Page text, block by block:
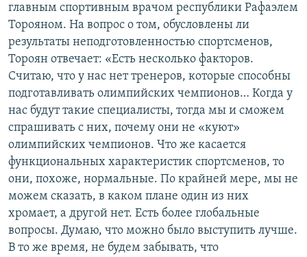
главным спортивным врачом республики Рафаэлем
Торояном. На вопрос о том, обусловлены ли
результаты неподготовленностью спортсменов,
Тороян отвечает: «Есть несколько факторов.
Считаю, что у нас нет тренеров, которые способны
подготавливать олимпийских чемпионов… Когда у
нас будут такие специалисты, тогда мы и сможем
спрашивать с них, почему они не «куют»
олимпийских чемпионов. Что же касается
функциональных характеристик спортсменов, то
они, похоже, нормальные. По крайней мере, мы не
можем сказать, в каком плане один из них
хромает, а другой нет. Есть более глобальные
вопросы. Думаю, что можно было выступить лучше.
В то же время, не будем забывать, что